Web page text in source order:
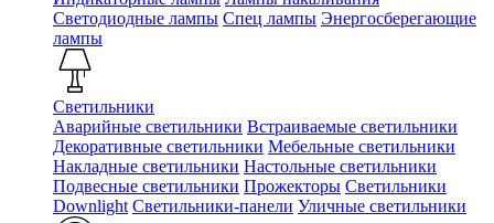
Светодиодные лампы Спец лампы Энергосберегающие
лампы
Светильники
Аварийные светильники Встраиваемые светильники
Декоративные светильники Мебельные светильники
Накладные светильники Настольные светильники
Подвесные светильники Прожекторы Светильники
Downlight Светильники-панели Уличные светильники